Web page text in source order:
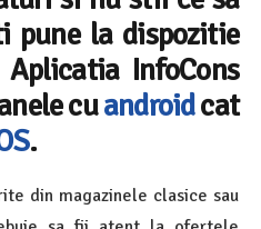
pune la dispozitie
InfoCons
cuandroidcat
.
din magazinele clasice sau